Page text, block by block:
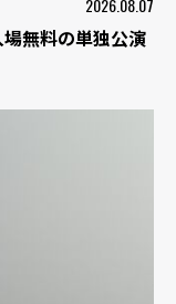
2026.08.07
無料の単独公演